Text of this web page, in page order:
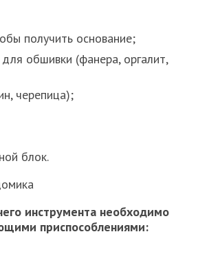
получить основание;
обшивки (фанера, оргалит,
черепица);
блок.
инструмента необходимо
приспособлениями: